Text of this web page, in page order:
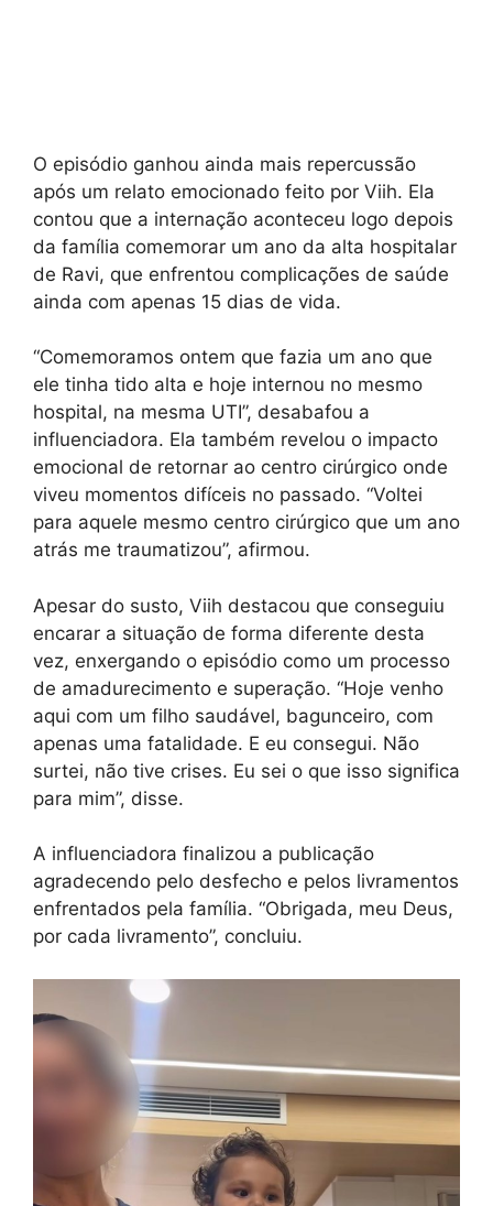
O episódio ganhou ainda mais repercussão
após um relato emocionado feito por Viih. Ela
contou que a internação aconteceu logo depois
da família comemorar um ano da alta hospitalar
de Ravi, que enfrentou complicações de saúde
ainda com apenas 15 dias de vida.
“Comemoramos ontem que fazia um ano que
ele tinha tido alta e hoje internou no mesmo
hospital, na mesma UTI”, desabafou a
influenciadora. Ela também revelou o impacto
emocional de retornar ao centro cirúrgico onde
viveu momentos difíceis no passado. “Voltei
para aquele mesmo centro cirúrgico que um ano
atrás me traumatizou”, afirmou.
Apesar do susto, Viih destacou que conseguiu
encarar a situação de forma diferente desta
vez, enxergando o episódio como um processo
de amadurecimento e superação. “Hoje venho
aqui com um filho saudável, bagunceiro, com
apenas uma fatalidade. E eu consegui. Não
surtei, não tive crises. Eu sei o que isso significa
para mim”, disse.
A influenciadora finalizou a publicação
agradecendo pelo desfecho e pelos livramentos
enfrentados pela família. “Obrigada, meu Deus,
por cada livramento”, concluiu.